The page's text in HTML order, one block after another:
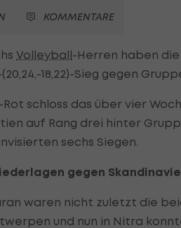
KOMMENTARE
Volleyball-Herren haben
(20,24,-18,22)-Sieg gegen
Rot schloss das über vier
auf Rang drei hinter
sechs Siegen.
gegen
waren nicht zuletzt die
und nun in Nitra